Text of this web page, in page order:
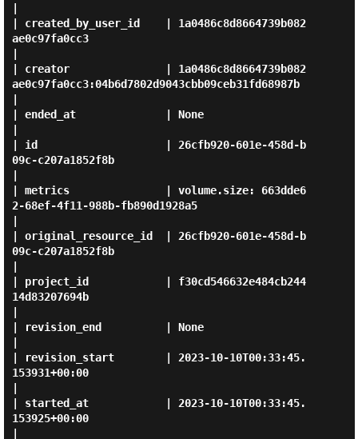
| created_by_user_id    | 1a0486c8d8664739b082
ae0c97fa0cc3
| creator               | 1a0486c8d8664739b082
ae0c97fa0cc3:04b6d7802d9043cbb09ceb31fd68987b
| ended_at              | None
| id                    | 26cfb920-601e-458d-b
09c-c207a1852f8b
| metrics               | volume.size: 663dde6
2-68ef-4f11-988b-fb890d1928a5
| original_resource_id  | 26cfb920-601e-458d-b
09c-c207a1852f8b
| project_id            | f30cd546632e484cb244
14d83207694b
| revision_end          | None
| revision_start        | 2023-10-10T00:33:45.
153931+00:00
| started_at            | 2023-10-10T00:33:45.
153925+00:00